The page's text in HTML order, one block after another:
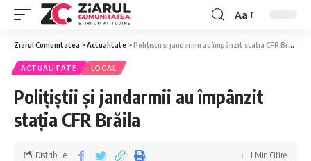
Aa
Ziarul Comunitatea >Actualitate >Polițiștii și jandarmii au împânzit stația CFR Brăila
ACTUALITATE LOCAL
Polițiștii și jandarmii au împânzit
stația CFR Brăila
Distribuie 1 Min Citire